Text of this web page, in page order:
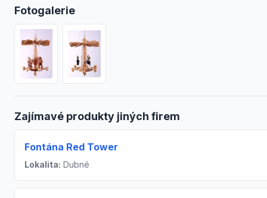
Fotogalerie
Zajímavé produkty jiných firem
Fontána Red Tower
Lokalita: Dubné